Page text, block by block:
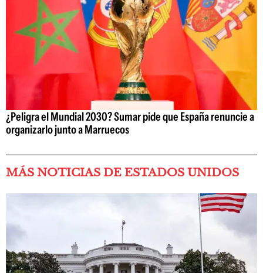
¿Peligra el Mundial 2030? Sumar pide que España renuncie a
organizarlo junto a Marruecos
MÁS NOTICIAS DE ESTADOS UNIDOS